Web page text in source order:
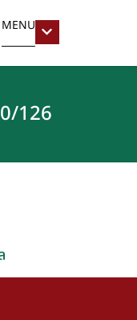
MENU
126